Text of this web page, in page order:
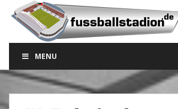
o
a
MENU